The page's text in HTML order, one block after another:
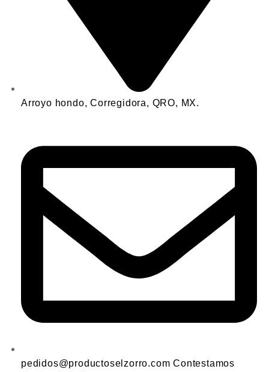
Arroyo hondo, Corregidora, QRO, MX.
pedidos@productoselzorro.com Contestamos